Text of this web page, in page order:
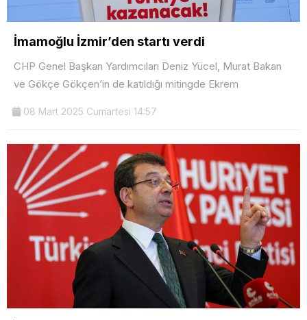
İmamoğlu İzmir’den startı verdi
CHP Genel Başkan Yardımcıları Deniz Yücel, Murat Bakan
ve Gökçe Gökçen’in de katıldığı mitingde Ekrem
08 Mart 2025 Cumartesi 14:57